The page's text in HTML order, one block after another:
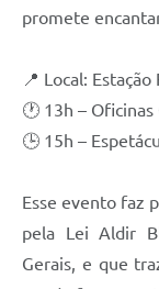
promete
📍 Local:
🕐 13h – Oficinas
🕒 15h –
Esse evento faz
pela Lei Aldir
Gerais, e que